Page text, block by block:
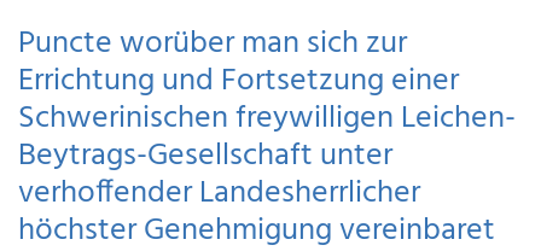
Puncte worüber man sich zur
Errichtung und Fortsetzung einer
Schwerinischen freywilligen Leichen-
Beytrags-Gesellschaft unter
verhoffender Landesherrlicher
höchster Genehmigung vereinbaret